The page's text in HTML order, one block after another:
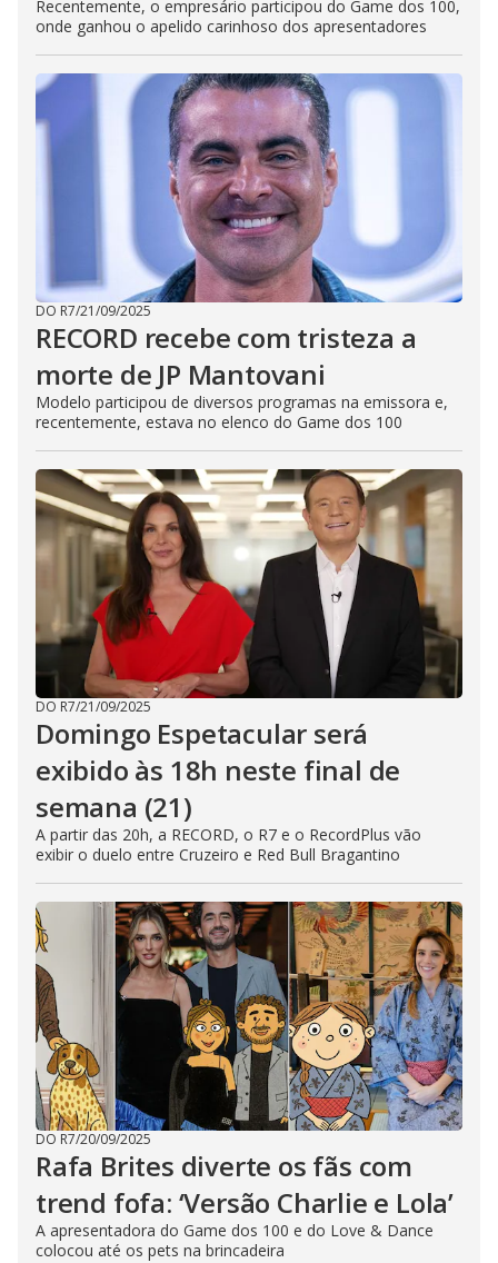
Recentemente, o empresário participou do Game dos 100,
onde ganhou o apelido carinhoso dos apresentadores
DO R7/21/09/2025
RECORD recebe com tristeza a
morte de JP Mantovani
Modelo participou de diversos programas na emissora e,
recentemente, estava no elenco do Game dos 100
DO R7/21/09/2025
Domingo Espetacular será
exibido às 18h neste final de
semana (21)
A partir das 20h, a RECORD, o R7 e o RecordPlus vão
exibir o duelo entre Cruzeiro e Red Bull Bragantino
DO R7/20/09/2025
Rafa Brites diverte os fãs com
trend fofa: ‘Versão Charlie e Lola’
A apresentadora do Game dos 100 e do Love & Dance
colocou até os pets na brincadeira